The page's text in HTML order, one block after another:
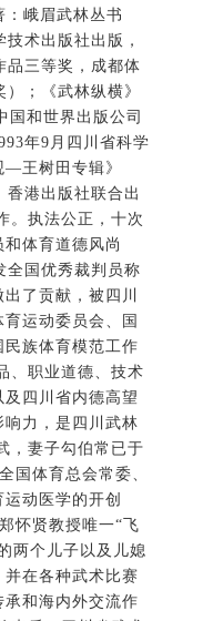
和体育道德风尚
全国优秀裁判员称
出了贡献，被四川
运动委员会、国
民族体育模范工作
、职业道德、技术
四川省内德高望
响力，是四川武林
，妻子勾伯常已于
国体育总会常委、
运动医学的开创
怀贤教授唯一“飞
两个儿子以及儿媳
在各种武术比赛
和海内外交流作
来后，四川省武术
协会主席肖家
成都体育学院武
国际级裁判员赵
佐惠、冉学东，
家健将曾阳， 四
任钟玉，青城派掌
长兼主教练、峨
太极拳创始人蒋